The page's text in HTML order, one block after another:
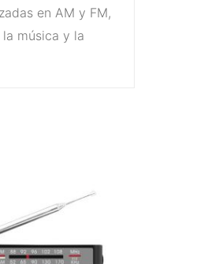
en AM y FM,
música y la